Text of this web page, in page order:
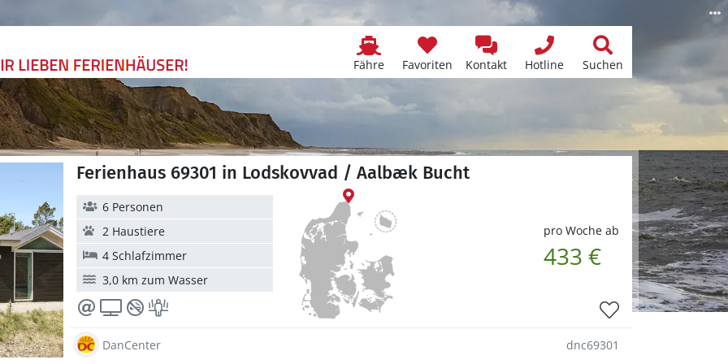
Fähre Favoriten Kontakt Hotline Suchen
Ferienhaus 69301 in Lodskovvad / Aalbæk Bucht
pro Woche ab
433 €
6 Personen
2 Haustiere
4 Schlafzimmer
3,0 km zum Wasser
DanCenter dnc69301